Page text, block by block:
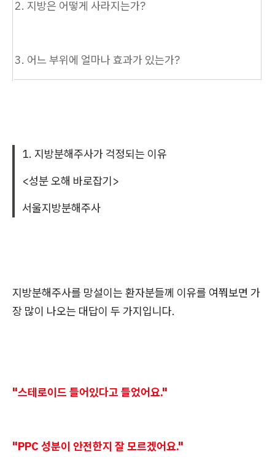
2. 지방은 어떻게 사라지는가?
3. 어느 부위에 얼마나 효과가 있는가?
1. 지방분해주사가 걱정되는 이유
<성분 오해 바로잡기>
서울지방분해주사
지방분해주사를 망설이는 환자분들께 이유를 여쭤보면 가
장 많이 나오는 대답이 두 가지입니다.
"스테로이드 들어있다고 들었어요."
"PPC 성분이 안전한지 잘 모르겠어요."